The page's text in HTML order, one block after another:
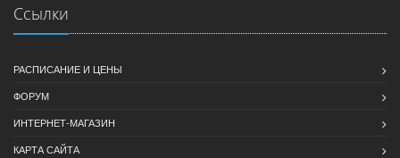
Ссылки
РАСПИСАНИЕ И ЦЕНЫ
ФОРУМ
ИНТЕРНЕТ-МАГАЗИН
КАРТА САЙТА